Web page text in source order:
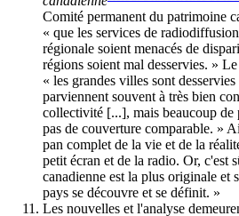
Comité permanent du patrimoine
« que les services de
régionale soient menacés de
régions soient mal desservies. »
« les grandes villes sont
parviennent souvent à très bien
collectivité [...], mais beaucoup de
pas de couverture comparable. »
pan complet de la vie et de la
petit écran et de la radio. Or, c'est
canadienne est la plus originale et
pays se découvre et se définit. »
Les nouvelles et l'analyse